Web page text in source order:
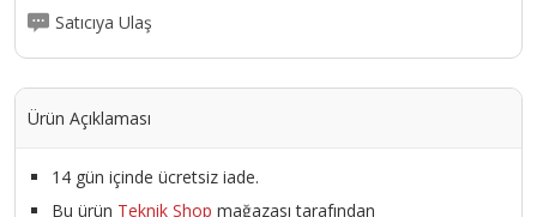
Satıcıya Ulaş
Ürün Açıklaması
14 gün içinde ücretsiz iade.
Bu ürün Teknik Shop mağazası tarafından